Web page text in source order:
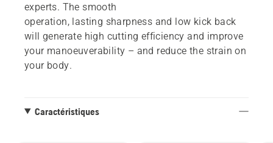
experts. The smooth
operation, lasting sharpness and low kick back
will generate high cutting efficiency and improve
your manoeuverability – and reduce the strain on
your body.
Caractéristiques